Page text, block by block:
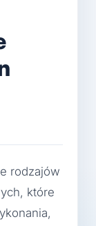
rodzajów
które